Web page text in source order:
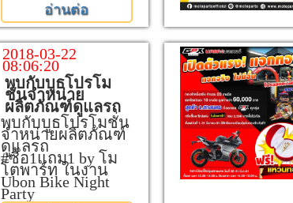
อ่านต่อ
2018-03-22
08:06:20
พบกับบูธโปรโม
ชั่นจำหน่าย
ผลิตภัณฑ์ดูแลรถ
พบกับบูธโปรโมชั่น
จำหน่ายผลิตภัณฑ์
ดูแลรถ
#ซื้อ1แถม1 by โม
โตพาร์ท ในงาน
Ubon Bike Night
Party